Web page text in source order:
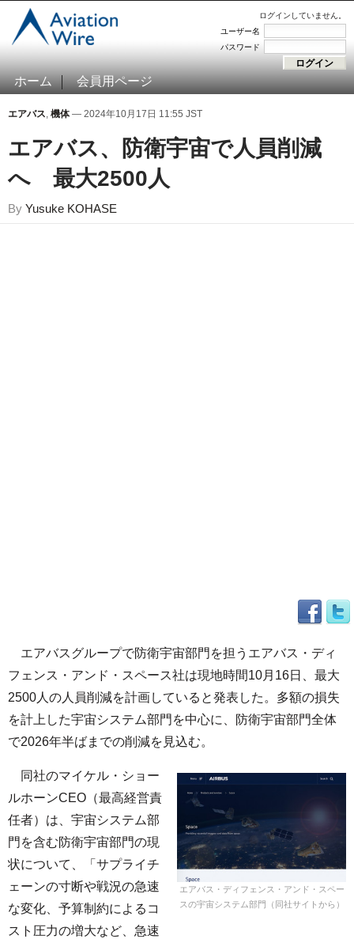
ログインしていません。
ユーザー名
パスワード
ホーム 会員用ページ
エアバス, 機体— 2024年10月17日 11:55 JST
エアバス、防衛宇宙で人員削減
へ 最大2500人
By Yusuke KOHASE
エアバスグループで防衛宇宙部門を担うエアバス・ディ
フェンス・アンド・スペース社は現地時間10月16日、最大
2500人の人員削減を計画していると発表した。多額の損失
を計上した宇宙システム部門を中心に、防衛宇宙部門全体
で2026年半ばまでの削減を見込む。
エアバス・ディフェンス・アンド・スペー
スの宇宙システム部門（同社サイトから）
同社のマイケル・ショー
ルホーンCEO（最高経営責
任者）は、宇宙システム部
門を含む防衛宇宙部門の現
状について、「サプライチ
ェーンの寸断や戦況の急速
な変化、予算制約によるコ
スト圧力の増大など、急速